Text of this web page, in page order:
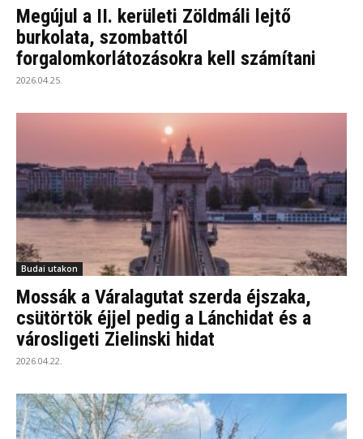
Megújul a II. kerületi Zöldmáli lejtő
burkolata, szombattól
forgalomkorlátozásokra kell számítani
2026.04.25.
Budai utakon
Mossák a Váralagutat szerda éjszaka,
csütörtök éjjel pedig a Lánchidat és a
városligeti Zielinski hidat
2026.04.22.